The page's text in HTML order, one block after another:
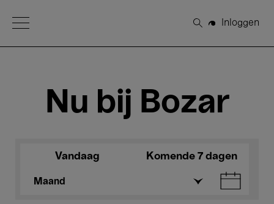
Open Menu
Zoeken
Inloggen
Nu bij Bozar
Vandaag Komende 7 dagen
Maand